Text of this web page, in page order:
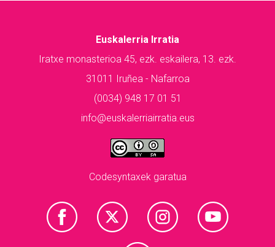
Euskalerria Irratia
Iratxe monasterioa 45, ezk. eskailera, 13. ezk.
31011 Iruñea - Nafarroa
(0034) 948 17 01 51
info@euskalerriairratia.eus
Codesyntaxek garatua